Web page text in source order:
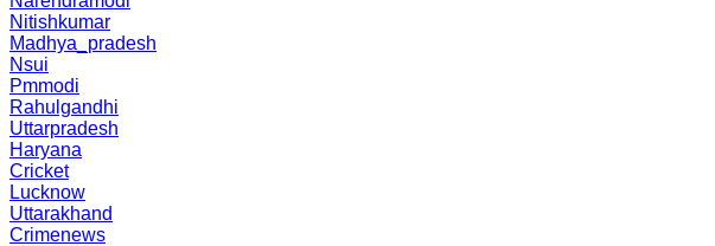
Nitishkumar
Madhya_pradesh
Nsui
Pmmodi
Rahulgandhi
Uttarpradesh
Haryana
Cricket
Lucknow
Uttarakhand
Crimenews